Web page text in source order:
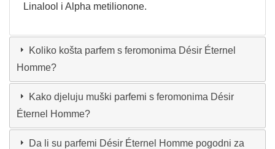
Linalool i Alpha metilionone.
Koliko košta parfem s feromonima Désir Éternel
Homme?
Kako djeluju muški parfemi s feromonima Désir
Éternel Homme?
Da li su parfemi Désir Éternel Homme pogodni za